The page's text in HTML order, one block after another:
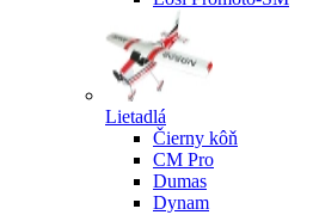
Lietadlá
Čierny kôň
CM Pro
Dumas
Dynam